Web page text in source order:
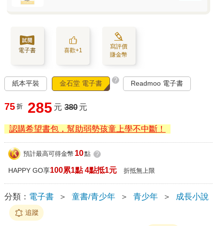
電子書 喜歡+1
寫評價
賺金幣
紙本平裝 金石堂 電子書 ? Readmoo 電子書
75 折 285 元 380 元
認購希望書包，幫助弱勢孩童上學不中斷！
預計最高可得金幣 10點 ?
HAPPY GO享100累1點 4點抵1元 折抵無上限
分類： 電子書 ＞ 童書/青少年 ＞ 青少年 ＞ 成長小說
追蹤